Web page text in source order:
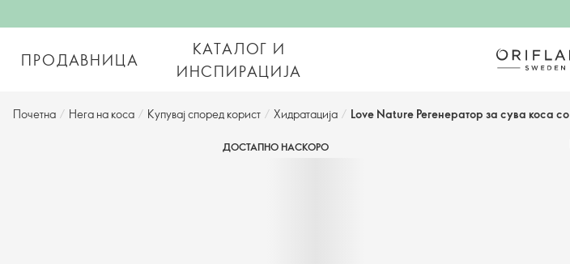
ПРОДАВНИЦА
КАТАЛОГ И
ИНСПИРАЦИЈА
Почетна / Нега на коса / Купувај според корист / Хидратација / Love Nature Регенератор за сува коса
ДОСТАПНО НАСКОРО